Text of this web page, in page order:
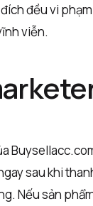
đều vi
viễn.
sau khi
Nếu sản